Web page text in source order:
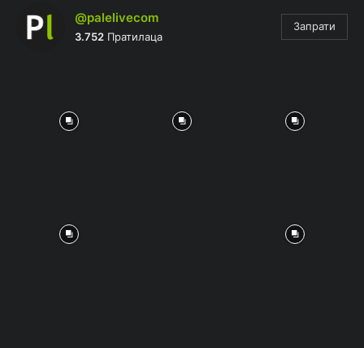
@palelivecom
3.752 Пратилаца
Запрати